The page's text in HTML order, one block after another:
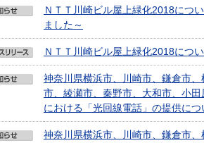
ＮＴＴ川崎ビル屋上緑化2018につ
ました～
ＮＴＴ川崎ビル屋上緑化2018につ
神奈川県横浜市、川崎市、鎌倉市
市、綾瀬市、秦野市、大和市、小
における「光回線電話」の提供につ
神奈川県横浜市、川崎市、鎌倉市